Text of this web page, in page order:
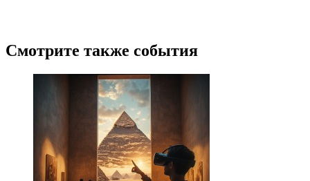
Смотрите также события